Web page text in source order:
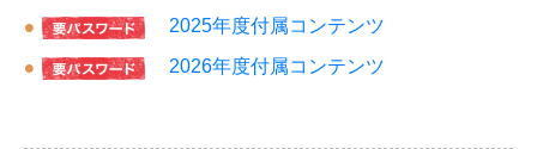
2025年度付属コンテンツ
2026年度付属コンテンツ